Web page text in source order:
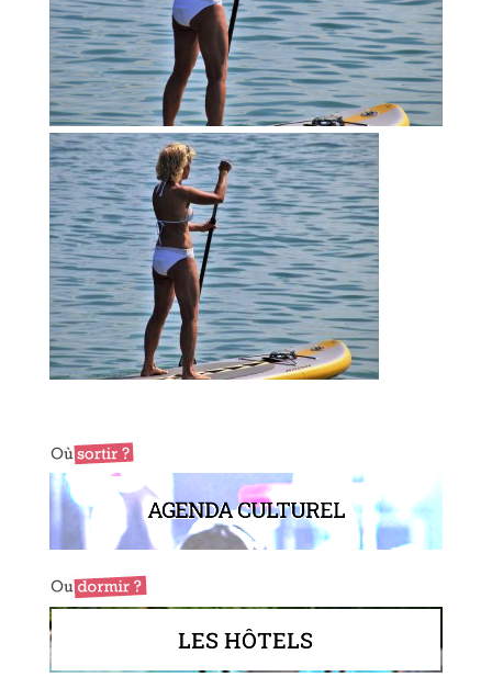
AGENDA CULTUREL
LES HÔTELS